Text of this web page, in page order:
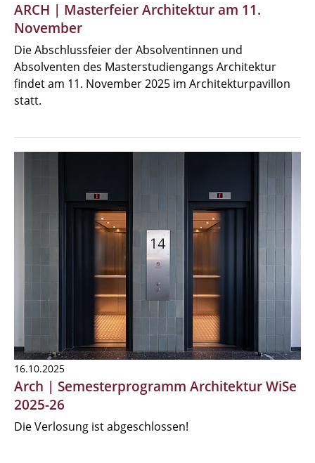
ARCH | Masterfeier Architektur am 11.
November
Die Abschlussfeier der Absolventinnen und
Absolventen des Masterstudiengangs Architektur
findet am 11. November 2025 im Architekturpavillon
statt.
16.10.2025
Arch | Semesterprogramm Architektur WiSe
2025-26
Die Verlosung ist abgeschlossen!